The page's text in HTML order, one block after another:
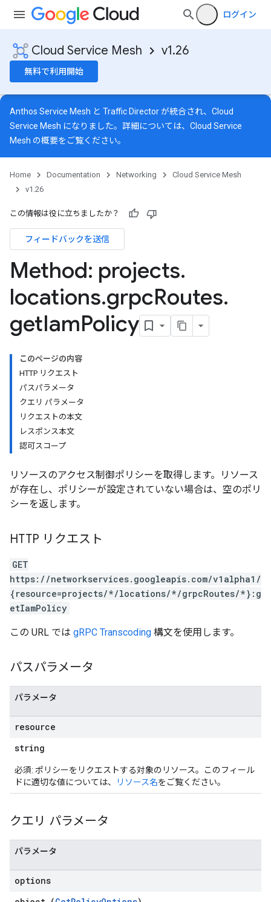
ログイン
Cloud Service Mesh v1.26
無料で利用開始
Anthos Service Mesh と Traffic Director が統合され、Cloud
Service Mesh になりました。詳細については、 Cloud Service
Mesh の概要をご覧ください。
Home Documentation Networking
Cloud Service Mesh
v1.26
この情報は役に立ちましたか？
フィードバックを送信
Method: projects.
locations.grpcRoutes.
getIamPolicy
このページの内容
HTTP リクエスト
パスパラメータ
クエリ パラメータ
リクエストの本文
レスポンス本文
認可スコープ
リソースのアクセス制御ポリシーを取得します。リソース
が存在し、ポリシーが設定されていない場合は、空のポリ
シーを返します。
HTTP リクエスト
GET
https://networkservices.googleapis.com/v1alpha1/
{resource=projects/*/locations/*/grpcRoutes/*}:g
etIamPolicy
この URL では gRPC Transcoding 構文を使用します。
パスパラメータ
パラメータ
resource
string
必須: ポリシーをリクエストする対象のリソース。このフィール
ドに適切な値については、
リソース名をご覧ください。
クエリ パラメータ
パラメータ
options